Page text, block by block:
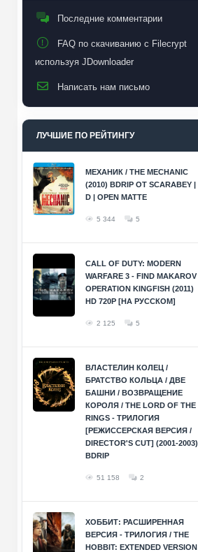
Последние комментарии
FAQ по скачиванию с Filecrypt
используя JDownloader
Написать нам письмо
ЛУЧШИЕ ПО РЕЙТИНГУ
МЕХАНИК / THE MECHANIC
(2010) BDRIP ОТ SCARABEY |
D | OPEN MATTE
5 344 5
CALL OF DUTY: MODERN
WARFARE 3 - FIND MAKAROV
OPERATION KINGFISH (2011)
HD 720P [НА РУССКОМ]
2 125 5
ВЛАСТЕЛИН КОЛЕЦ /
БРАТСТВО КОЛЬЦА / ДВЕ
БАШНИ / ВОЗВРАЩЕНИЕ
КОРОЛЯ / THE LORD OF THE
RINGS - ТРИЛОГИЯ
[РЕЖИССЕРСКАЯ ВЕРСИЯ /
DIRECTOR'S CUT] (2001-2003)
BDRIP
51 158 2
ХОББИТ: РАСШИРЕННАЯ
ВЕРСИЯ - ТРИЛОГИЯ / THE
HOBBIT: EXTENDED VERSION